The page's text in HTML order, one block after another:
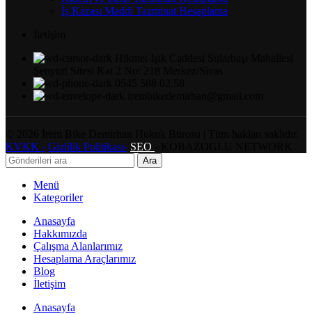
İş Kazası Maddi Tazminat Hesaplama
KVKK - Gizlilik Politikası- SEO
Ara
Menü
Kategoriler
Anasayfa
Hakkımızda
Çalışma Alanlarımız
Hesaplama Araçlarımız
Blog
İletişim
Anasayfa